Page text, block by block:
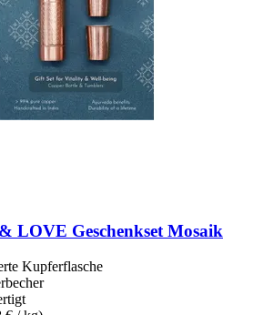
LOVE Geschenkset Mosaik
Kupferflasche